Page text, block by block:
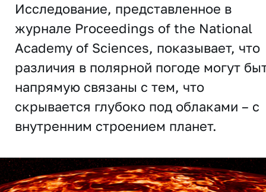
Исследование, представленное в
журнале Proceedings of the National
Academy of Sciences, показывает, что
различия в полярной погоде могут
напрямую связаны с тем, что
скрывается глубоко под облаками – с
внутренним строением планет.